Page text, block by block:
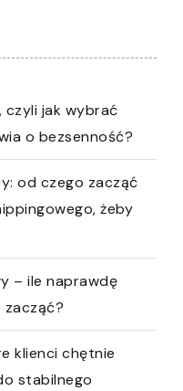
czyli jak wybrać
o bezsenność?
od czego zacząć
żeby
– ile naprawdę
zacząć?
klienci chętnie
stabilnego